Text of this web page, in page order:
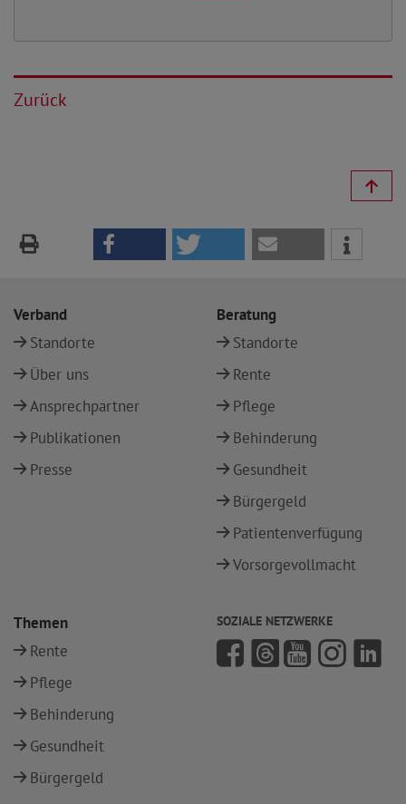
Zurück
Verband
Standorte
Über uns
Ansprechpartner
Publikationen
Presse
Beratung
Standorte
Rente
Pflege
Behinderung
Gesundheit
Bürgergeld
Patientenverfügung
Vorsorgevollmacht
Themen
Rente
Pflege
Behinderung
Gesundheit
Bürgergeld
SOZIALE NETZWERKE